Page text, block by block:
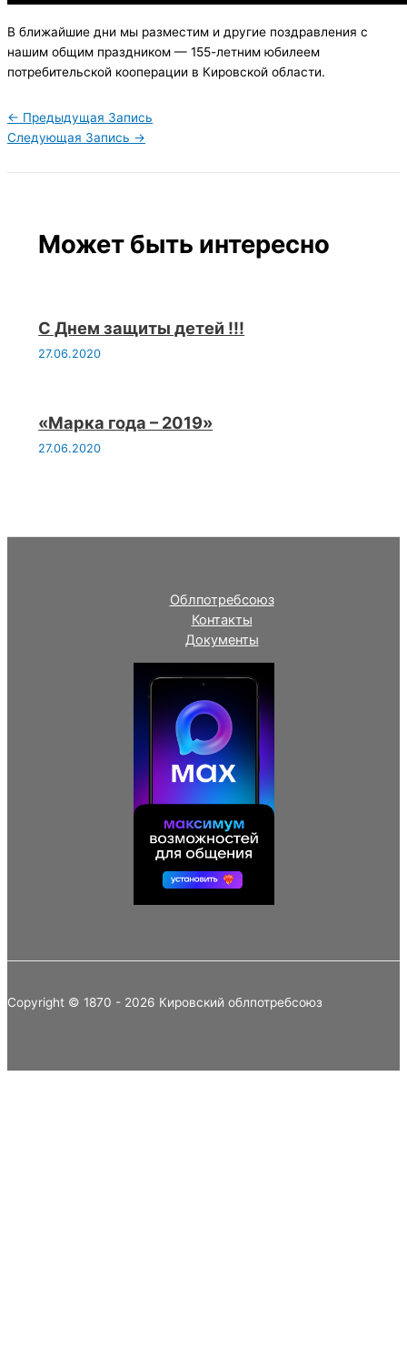
В ближайшие дни мы разместим и другие поздравления с
нашим общим праздником — 155-летним юбилеем
потребительской кооперации в Кировской области.
← Предыдущая Запись
Следующая Запись →
Может быть интересно
С Днем защиты детей !!!
27.06.2020
«Марка года – 2019»
27.06.2020
Облпотребсоюз
Контакты
Документы
Copyright © 1870 - 2026 Кировский облпотребсоюз